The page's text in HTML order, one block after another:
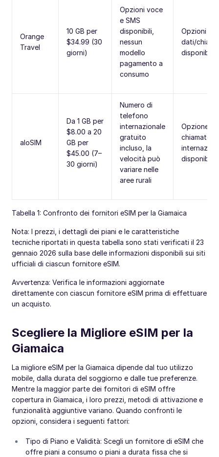
Orange
Travel
10 GB per
$34.99 (30
giorni)
Opzioni voce
e SMS
disponibili,
nessun
modello
pagamento a
consumo
Opzioni
dati/
disponibili
aloSIM
Da 1 GB per
$8.00 a 20
GB per
$45.00 (7–
30 giorni)
Numero di
telefono
internazionale
gratuito
incluso, la
velocità può
variare nelle
aree rurali
Opzione di
chiamate
disponibile
Tabella 1: Confronto dei fornitori eSIM per la Giamaica
Nota: I prezzi, i dettagli dei piani e le caratteristiche
tecniche riportati in questa tabella sono stati verificati il 23
gennaio 2026 sulla base delle informazioni disponibili sui siti
ufficiali di ciascun fornitore eSIM.
Avvertenza: Verifica le informazioni aggiornate
direttamente con ciascun fornitore eSIM prima di effettuare
un acquisto.
Scegliere la Migliore eSIM per la
Giamaica
La migliore eSIM per la Giamaica dipende dal tuo utilizzo
mobile, dalla durata del soggiorno e dalle tue preferenze.
Mentre la maggior parte dei fornitori di eSIM offre
copertura in Giamaica, i loro prezzi, metodi di attivazione e
funzionalità aggiuntive variano. Quando confronti le
opzioni, considera i seguenti fattori:
Tipo di Piano e Validità: Scegli un fornitore di eSIM che
offre piani a consumo o piani a durata fissa che si